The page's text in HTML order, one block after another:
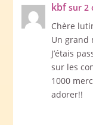
kbf sur 2
Chère
Un grand
J’étais
sur les
1000
adorer!!